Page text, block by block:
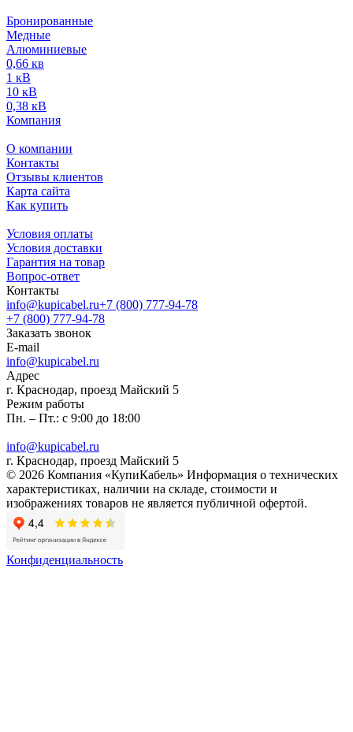
Бронированные
Медные
Алюминиевые
0,66 кв
1 кВ
10 кВ
0,38 кВ
Компания
О компании
Контакты
Отзывы клиентов
Карта сайта
Как купить
Условия оплаты
Условия доставки
Гарантия на товар
Вопрос-ответ
Контакты
info@kupicabel.ru+7 (800) 777-94-78
+7 (800) 777-94-78
Заказать звонок
E-mail
info@kupicabel.ru
Адрес
г. Краснодар, проезд Майский 5
Режим работы
Пн. – Пт.: с 9:00 до 18:00
info@kupicabel.ru
г. Краснодар, проезд Майский 5
© 2026 Компания «КупиКабель» Информация о технических
характеристиках, наличии на складе, стоимости и
изображениях товаров не является публичной офертой.
Конфиденциальность